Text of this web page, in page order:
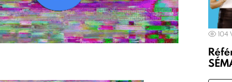
104